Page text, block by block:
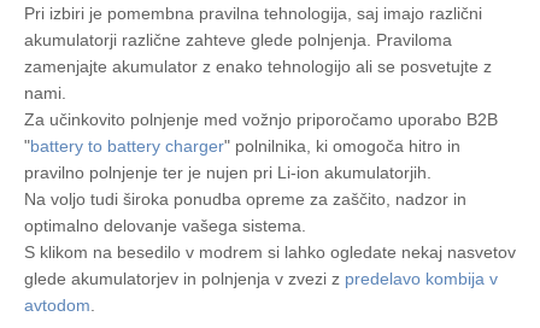
Pri izbiri je pomembna pravilna tehnologija, saj imajo različni
akumulatorji različne zahteve glede polnjenja. Praviloma
zamenjajte akumulator z enako tehnologijo ali se posvetujte z
nami.
Za učinkovito polnjenje med vožnjo priporočamo uporabo B2B
"battery to battery charger" polnilnika, ki omogoča hitro in
pravilno polnjenje ter je nujen pri Li-ion akumulatorjih.
Na voljo tudi široka ponudba opreme za zaščito, nadzor in
optimalno delovanje vašega sistema.
S klikom na besedilo v modrem si lahko ogledate nekaj nasvetov
glede akumulatorjev in polnjenja v zvezi z predelavo kombija v
avtodom